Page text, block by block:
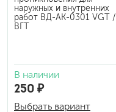
наружных и внутренних
работ ВД-АК-0301 VGT /
ВГТ
В наличии
250 ₽
Выбрать вариант